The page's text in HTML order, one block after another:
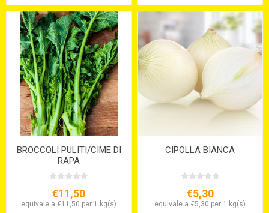
BROCCOLI PULITI/CIME DI
RAPA
€11,50
equivale a €11,50 per 1 kg(s)
CIPOLLA BIANCA
€5,30
equivale a €5,30 per 1 kg(s)